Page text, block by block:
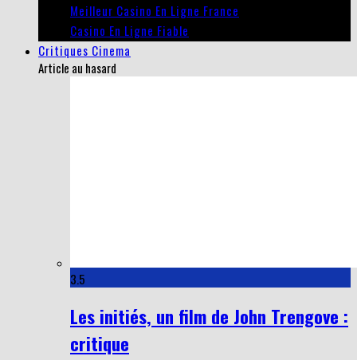
Meilleur Casino En Ligne France
Casino En Ligne Fiable
Critiques Cinema
Article au hasard
3.5
Les initiés, un film de John Trengove :
critique